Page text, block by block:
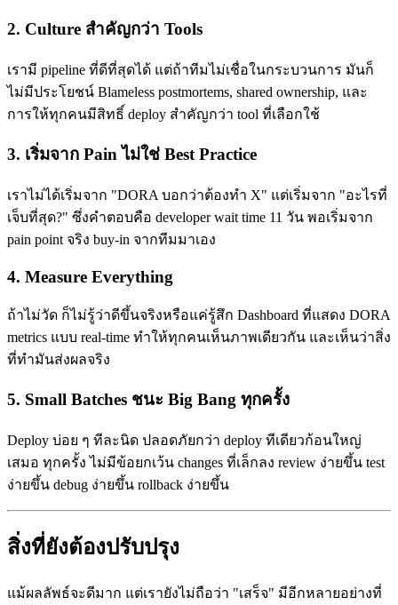
2. Culture สำคัญกว่า Tools
เรามี pipeline ที่ดีที่สุดได้ แต่ถ้าทีมไม่เชื่อในกระบวนการ มันก็
ไม่มีประโยชน์ Blameless postmortems, shared ownership, และ
การให้ทุกคนมีสิทธิ์ deploy สำคัญกว่า tool ที่เลือกใช้
3. เริ่มจาก Pain ไม่ใช่ Best Practice
เราไม่ได้เริ่มจาก "DORA บอกว่าต้องทำ X" แต่เริ่มจาก "อะไรที่
เจ็บที่สุด?" ซึ่งคำตอบคือ developer wait time 11 วัน พอเริ่มจาก
pain point จริง buy-in จากทีมมาเอง
4. Measure Everything
ถ้าไม่วัด ก็ไม่รู้ว่าดีขึ้นจริงหรือแค่รู้สึก Dashboard ที่แสดง DORA
metrics แบบ real-time ทำให้ทุกคนเห็นภาพเดียวกัน และเห็นว่าสิ่ง
ที่ทำมันส่งผลจริง
5. Small Batches ชนะ Big Bang ทุกครั้ง
Deploy บ่อย ๆ ทีละนิด ปลอดภัยกว่า deploy ทีเดียวก้อนใหญ่
เสมอ ทุกครั้ง ไม่มีข้อยกเว้น changes ที่เล็กลง review ง่ายขึ้น test
ง่ายขึ้น debug ง่ายขึ้น rollback ง่ายขึ้น
สิ่งที่ยังต้องปรับปรุง
แม้ผลลัพธ์จะดีมาก แต่เรายังไม่ถือว่า "เสร็จ" มีอีกหลายอย่างที่